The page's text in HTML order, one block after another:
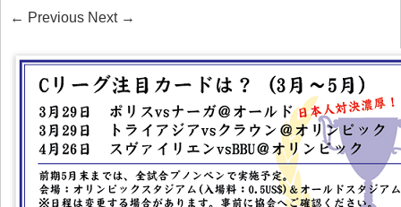
← Previous Next →